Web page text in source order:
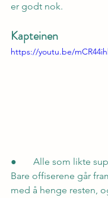
er godt nok.
Kapteinen
https://youtu.be/
●       Alle som likte
Bare offiserene går
med å henge resten,